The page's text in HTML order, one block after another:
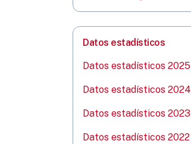
Datos estadísticos
Datos estadísticos 2025
Datos estadísticos 2024
Datos estadísticos 2023
Datos estadísticos 2022